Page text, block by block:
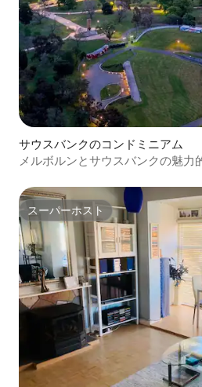
サウスバンクのコンドミニアム
メルボルンとサウスバンクの魅力
スーパーホスト
スーパーホスト